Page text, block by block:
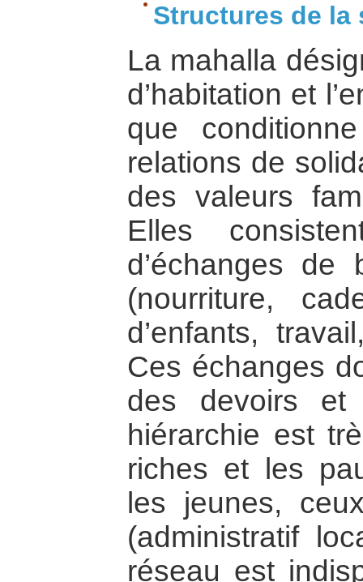
Structures de la
La mahalla
d’habitation et
que
relations de
des valeurs
Elles
d’échanges
(nourriture,
d’enfants,
Ces échanges
des devoirs et
hiérarchie est
riches et les
les jeunes,
(administratif
réseau est